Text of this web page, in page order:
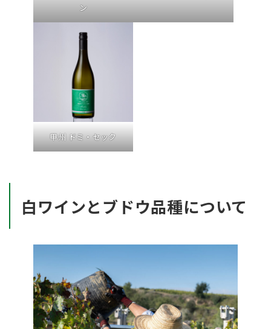
ン
甲州 ドミ・セック
白ワインとブドウ品種について